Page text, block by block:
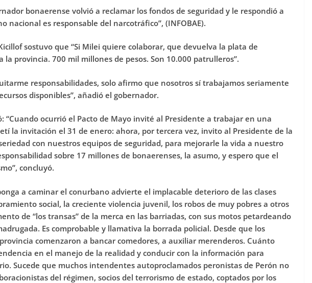
bonaerense volvió a reclamar los fondos de seguridad y le respondió a
nacional es responsable del narcotráfico”, (INFOBAE).
sostuvo que “Si Milei quiere colaborar, que devuelva la plata de
la provincia. 700 mil millones de pesos. Son 10.000 patrulleros”.
responsabilidades, solo afirmo que nosotros sí trabajamos seriamente
disponibles”, añadió el gobernador.
“Cuando ocurrió el Pacto de Mayo invité al Presidente a trabajar en una
la invitación el 31 de enero: ahora, por tercera vez, invito al Presidente de la
con nuestros equipos de seguridad, para mejorarle la vida a nuestro
sobre 17 millones de bonaerenses, la asumo, y espero que el
concluyó.
a caminar el conurbano advierte el implacable deterioro de las clases
social, la creciente violencia juvenil, los robos de muy pobres a otros
de “los transas” de la merca en las barriadas, con sus motos petardeando
Es comprobable y llamativa la borrada policial. Desde que los
comenzaron a bancar comedores, a auxiliar merenderos. Cuánto
en el manejo de la realidad y conducir con la información para
Sucede que muchos intendentes autoproclamados peronistas de Perón no
del régimen, socios del terrorismo de estado, coptados por los